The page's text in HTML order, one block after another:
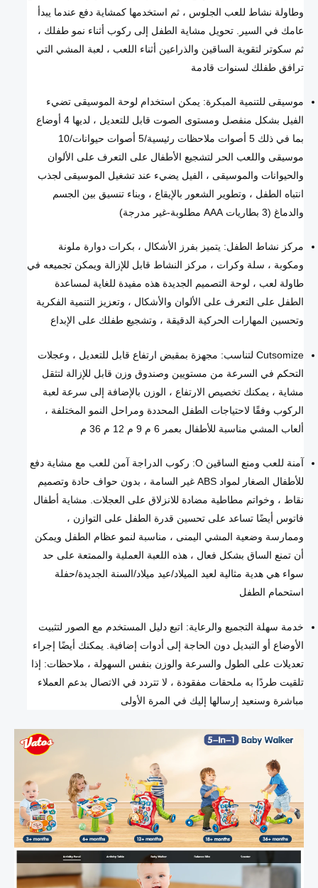
وطاولة نشاط للعب الجلوس ، ثم استخدمها كمشاية دفع عندما يبدأ
عامك في السير. تحويل مشاية الطفل إلى ركوب أثناء نمو طفلك ،
ثم سكوتر لتقوية الساقين والذراعين أثناء اللعب ، لعبة المشي التي
ترافق طفلك لسنوات قادمة
موسيقى للتنمية المبكرة: يمكن استخدام لوحة الموسيقى تضيء
الفيل بشكل منفصل ومستوى الصوت قابل للتعديل ، لديها 4 أوضاع
بما في ذلك 5 أصوات ملاحظات رئيسية/5 أصوات حيوانات/10
موسيقى واللعب الحر لتشجيع الأطفال على التعرف على الألوان
والحيوانات والموسيقى ، الفيل يضيء عند تشغيل الموسيقى لجذب
انتباه الطفل ، وتطوير الشعور بالإيقاع ، وبناء تنسيق بين الجسم
والدماغ (3 بطاريات AAA مطلوبة-غير مدرجة)
مركز نشاط الطفل: يتميز بفرز الأشكال ، بكرات دوارة ملونة
ومكوبة ، سلة وكرات ، مركز النشاط قابل للإزالة ويمكن تجميعه في
طاولة لعب ، لوحة التصميم الجديدة هذه مفيدة للغاية لمساعدة
الطفل على التعرف على الألوان والأشكال ، وتعزيز التنمية الفكرية
وتحسين المهارات الحركية الدقيقة ، وتشجيع طفلك على الإبداع
Cutsomize لتناسب: مجهزة بمقبض ارتفاع قابل للتعديل ، وعجلات
التحكم في السرعة من مستويين وصندوق وزن قابل للإزالة لتثقل
مشاية ، يمكنك تخصيص الارتفاع ، الوزن بالإضافة إلى سرعة لعبة
الركوب وفقًا لاحتياجات الطفل المحددة ومراحل النمو المختلفة ،
ألعاب المشي مناسبة للأطفال بعمر 6 م 9 م 12 م 36 م
آمنة للعب ومنع الساقين O: ركوب الدراجة آمن للعب مع مشاية دفع
للأطفال الصغار لمواد ABS غير السامة ، بدون حواف حادة وتصميم
نقاط ، وخواتم مطاطية مضادة للانزلاق على العجلات. مشاية أطفال
فاتوس أيضًا تساعد على تحسين قدرة الطفل على التوازن ،
وممارسة وضعية المشي اليمنى ، مناسبة لنمو عظام الطفل ويمكن
أن تمنع الساق بشكل فعال ، هذه اللعبة العملية والممتعة على حد
سواء هي هدية مثالية لعيد الميلاد/عيد ميلاد/السنة الجديدة/حفلة
استحمام الطفل
خدمة سهلة التجميع والرعاية: اتبع دليل المستخدم مع الصور لتثبيت
الأوضاع أو التبديل دون الحاجة إلى أدوات إضافية. يمكنك أيضًا إجراء
تعديلات على الطول والسرعة والوزن بنفس السهولة ، ملاحظات: إذا
تلقيت طردًا به ملحقات مفقودة ، لا تتردد في الاتصال بدعم العملاء
مباشرة وسنعيد إرسالها إليك في المرة الأولى